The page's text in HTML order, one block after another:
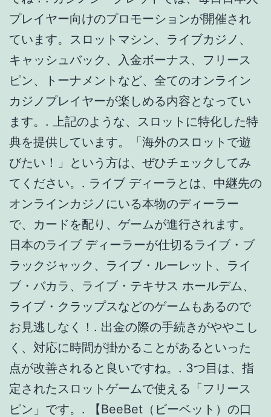
プレイヤー向けのプロモーションが開催され
ています。スロットマシン、ライブカジノ、
キャッシュバック、入金ボーナス、フリース
ピン、トーナメントなど、全てのオンライン
カジノプレイヤーが楽しめる内容となってい
ます。. 上記のような、スロットに特化した特
典を提供しています。「海外のスロットで遊
びたい！」という方は、ぜひチェックしてみ
てください。. ライブ ディーラとは、中継先の
オンラインカジノにいる本物のディーラー
で、カードを配り、ゲームが進行されます。
日本のライブ ディーラーが仕切るライブ・ブ
ラックジャック、ライブ・ルーレット、ライ
ブ・バカラ、ライブ・テキサス ホールデム、
ライブ・クラップスなどのゲームもあるので
お見逃しなく！. 出金の際の手続きがややこし
く、対応に時間が掛かることがあるといった
点が改善されると良いですね。. 3つ目は、指
定されたスロットゲームで使える「フリース
ピン」です。. 【BeeBet（ビーベット）の口